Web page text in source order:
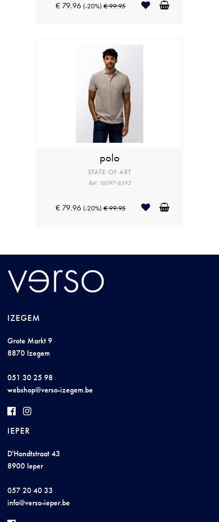
€ 79.96 (-20%) € 99.95
polo
STATE OF ART
Ref: 16097-8593
€ 79.96 (-20%) € 99.95
IZEGEM
Grote Markt 9
8870 Izegem
051 30 25 98
webshop@verso-izegem.be
IEPER
D'Hondtstraat 43
8900 Ieper
057 20 40 33
info@verso-ieper.be